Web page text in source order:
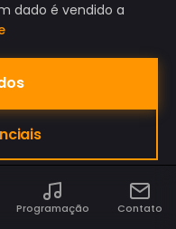
dado é vendido a
Programação Contato